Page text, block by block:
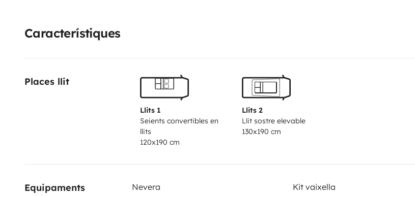
Característiques
Places llit
Llits 1
Seients convertibles en
llits
120x190 cm
Llits 2
Llit sostre elevable
130x190 cm
Equipaments Nevera
Kit vaixella